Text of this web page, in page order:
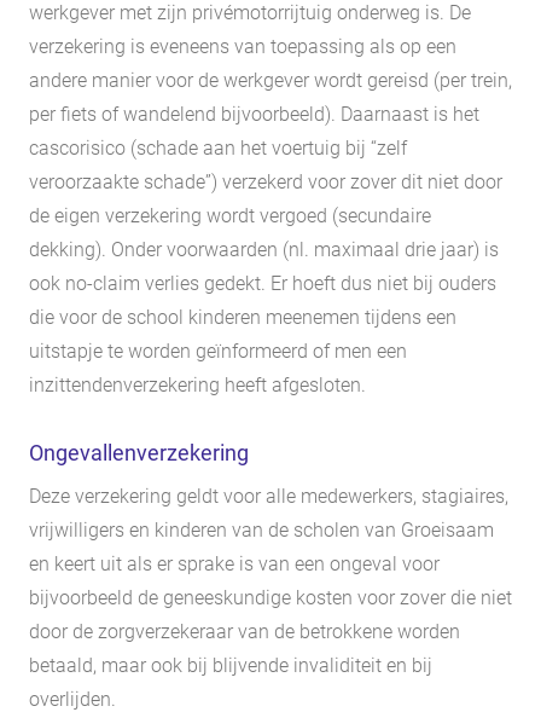
werkgever met zijn privémotorrijtuig onderweg is. De
verzekering is eveneens van toepassing als op een
andere manier voor de werkgever wordt gereisd (per trein,
per fiets of wandelend bijvoorbeeld). Daarnaast is het
cascorisico (schade aan het voertuig bij “zelf
veroorzaakte schade”) verzekerd voor zover dit niet door
de eigen verzekering wordt vergoed (secundaire
dekking). Onder voorwaarden (nl. maximaal drie jaar) is
ook no-claim verlies gedekt. Er hoeft dus niet bij ouders
die voor de school kinderen meenemen tijdens een
uitstapje te worden geïnformeerd of men een
inzittendenverzekering heeft afgesloten.
Ongevallenverzekering
Deze verzekering geldt voor alle medewerkers, stagiaires,
vrijwilligers en kinderen van de scholen van Groeisaam
en keert uit als er sprake is van een ongeval voor
bijvoorbeeld de geneeskundige kosten voor zover die niet
door de zorgverzekeraar van de betrokkene worden
betaald, maar ook bij blijvende invaliditeit en bij
overlijden.